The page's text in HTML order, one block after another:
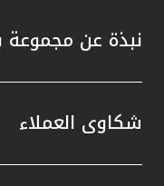
نبذة عن مجموعة
شكاوى العملاء